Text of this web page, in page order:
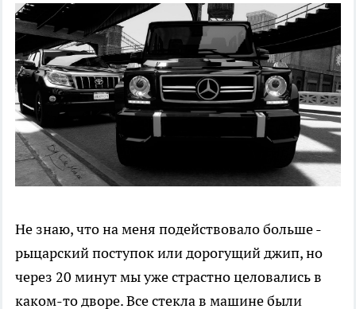
Не знаю, что на меня подействовало больше -
рыцарский поступок или дорогущий джип, но
через 20 минут мы уже страстно целовались в
каком-то дворе. Все стекла в машине были